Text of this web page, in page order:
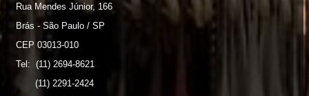
Rua Mendes Júnior, 166
Brás - São Paulo / SP
CEP 03013-010
Tel: (11) 2694-8621
(11) 2291-2424